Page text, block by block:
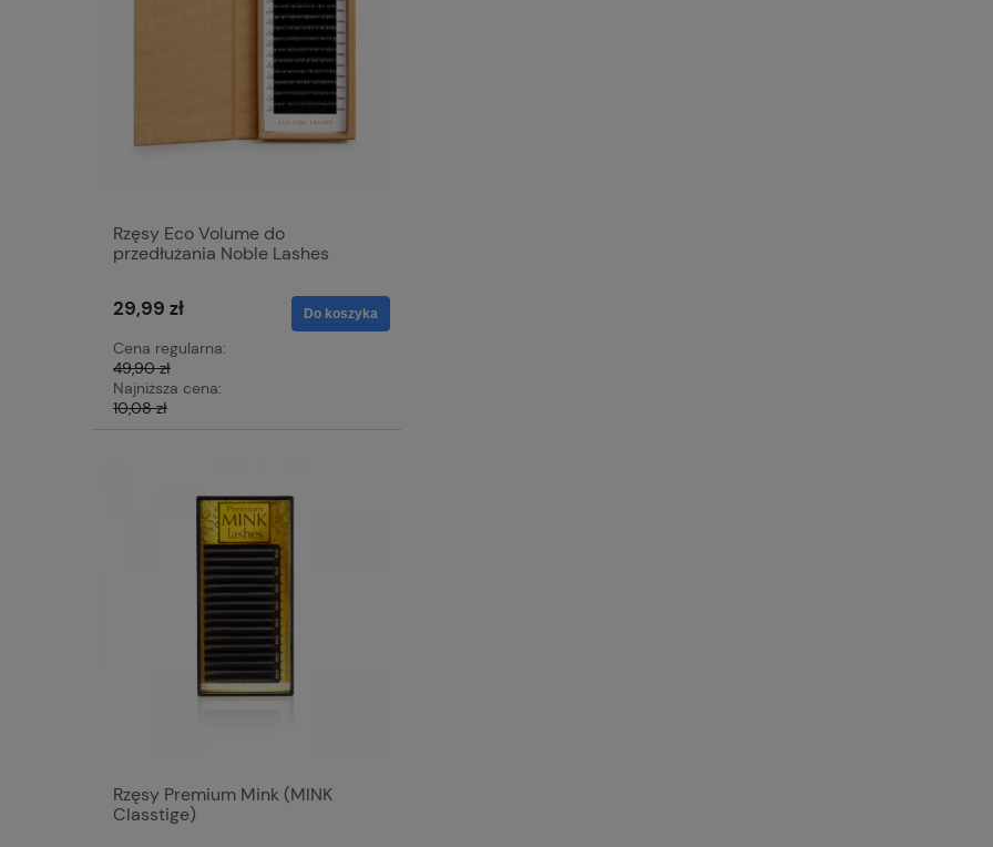
Rzęsy Eco Volume do
przedłużania Noble Lashes
29,99 zł
Cena regularna:
49,90 zł
Najniższa cena:
10,08 zł
Do koszyka
Rzęsy Premium Mink (MINK
Classtige)